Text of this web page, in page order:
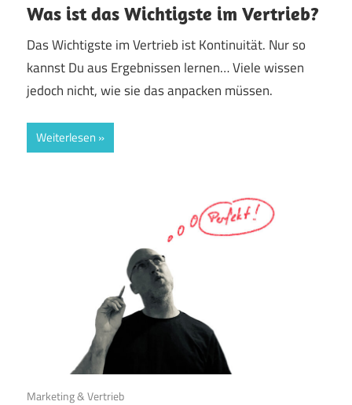
Was ist das Wichtigste im Vertrieb?
Das Wichtigste im Vertrieb ist Kontinuität. Nur so
kannst Du aus Ergebnissen lernen… Viele wissen
jedoch nicht, wie sie das anpacken müssen.
Weiterlesen
1. August 2023
Marketing & Vertrieb